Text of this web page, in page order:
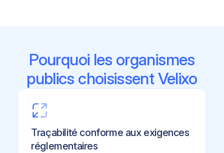
Pourquoi les organismes
publics choisissent Velixo
Traçabilité conforme aux exigences
réglementaires